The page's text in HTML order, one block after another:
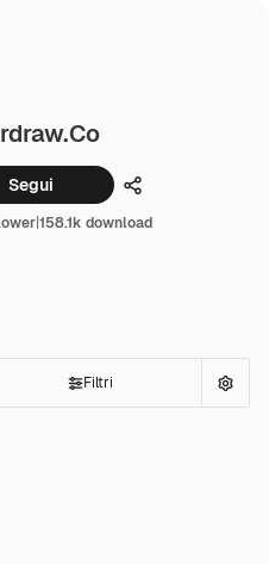
Segui Condividi
|158.1k download
Filtri